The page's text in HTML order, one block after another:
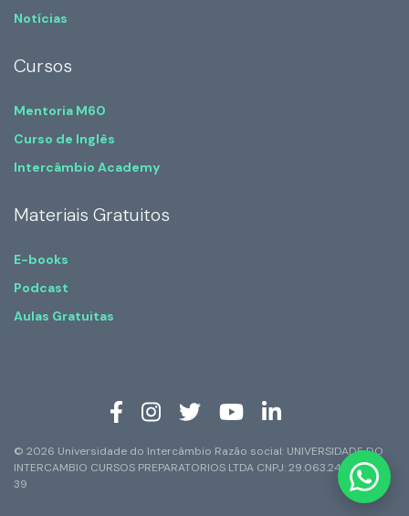
Notícias
Cursos
Mentoria M60
Curso de Inglês
Intercâmbio Academy
Materiais Gratuitos
E-books
Podcast
Aulas Gratuitas
© 2026 Universidade do Intercâmbio Razão social: UNIVERSIDADE DO
INTERCAMBIO CURSOS PREPARATORIOS LTDA CNPJ: 29.063.247/0001-
39